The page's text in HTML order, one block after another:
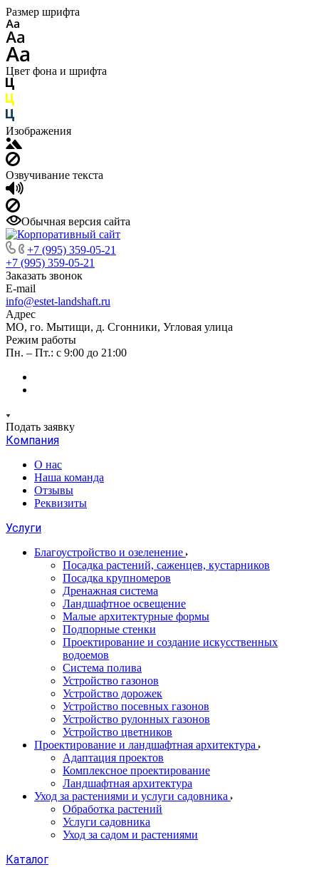
Размер шрифта
Цвет фона и шрифта
Изображения
Озвучивание текста
Обычная версия сайта
+7 (995) 359-05-21
+7 (995) 359-05-21
Заказать звонок
E-mail
info@estet-landshaft.ru
Адрес
МО, го. Мытищи, д. Сгонники, Угловая улица
Режим работы
Пн. – Пт.: с 9:00 до 21:00
Подать заявку
Компания
О нас
Наша команда
Отзывы
Реквизиты
Услуги
Благоустройство и озеленение
Посадка растений, саженцев, кустарников
Посадка крупномеров
Дренажная система
Ландшафтное освещение
Малые архитектурные формы
Подпорные стенки
Проектирование и создание искусственных
водоемов
Система полива
Устройство газонов
Устройство дорожек
Устройство посевных газонов
Устройство рулонных газонов
Устройство цветников
Проектирование и ландшафтная архитектура
Адаптация проектов
Комплексное проектирование
Ландшафтная архитектура
Уход за растениями и услуги садовника
Обработка растений
Услуги садовника
Уход за садом и растениями
Каталог